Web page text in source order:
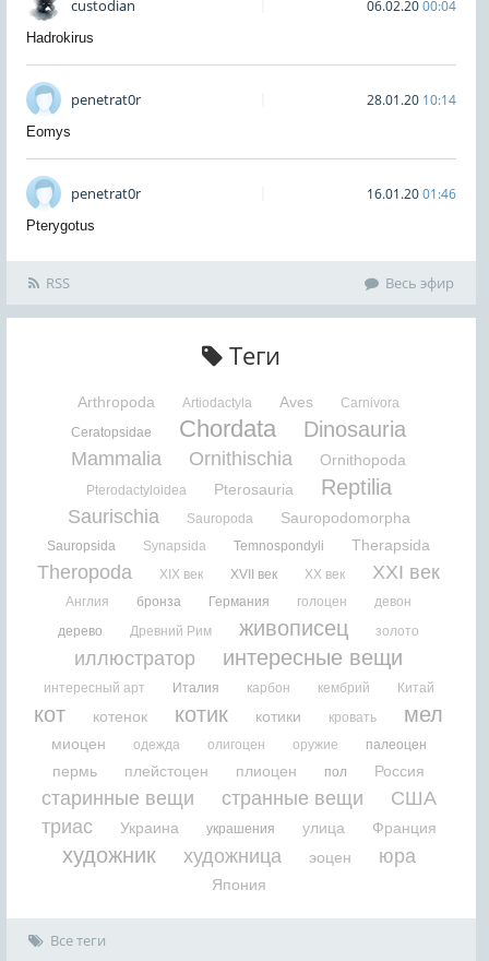
custodian 06.02.2000:04
Hadrokirus
penetrat0r 28.01.20 10:14
Eomys
penetrat0r 16.01.2001:46
Pterygotus
RSS Весь эфир
Теги
Arthropoda Artiodactyla Aves
Carnivora
Ceratopsidae
Chordata Dinosauria
Mammalia Ornithischia Ornithopoda
Pterodactyloidea Pterosauria Reptilia
Saurischia Sauropoda Sauropodomorpha
Sauropsida Synapsida Temnospondyli Therapsida
Theropoda XIX век XVII век XX век XXI век
Англия бронза Германия голоцен
девон
дерево
Древний Рим живописец золото
иллюстратор интересные вещи
интересный арт Италия карбон кембрий Китай
кот котенок котик котики кровать мел
миоцен одежда олигоцен оружие палеоцен
пермь плейстоцен плиоцен пол Россия
старинные вещи странные вещи
США
триас
Украина украшения улица Франция
художник художница эоцен юра
Япония
Все теги